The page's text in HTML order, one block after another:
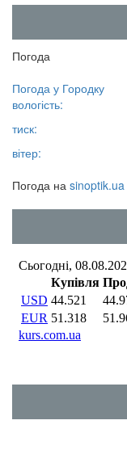
Погода
Погода у Городку
вологість:
тиск:
вітер:
Погода на sinoptik.ua